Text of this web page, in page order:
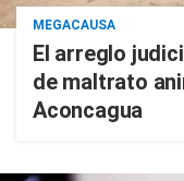
MEGACAUSA
El arreglo
de maltrato
Aconcagua